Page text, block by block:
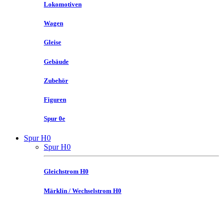
Lokomotiven
Wagen
Gleise
Gebäude
Zubehör
Figuren
Spur 0e
Spur H0
Spur H0
Gleichstrom H0
Märklin / Wechselstrom H0